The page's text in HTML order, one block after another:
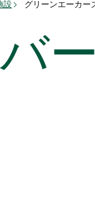
設 グリーンエーカー